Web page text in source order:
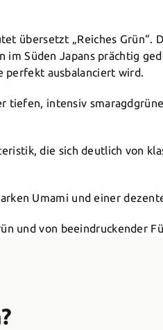
übersetzt „Reiches Grün“.
Süden Japans prächtig
perfekt ausbalanciert wird.
tiefen, intensiv
die sich deutlich von
Umami und einer
und von beeindruckender